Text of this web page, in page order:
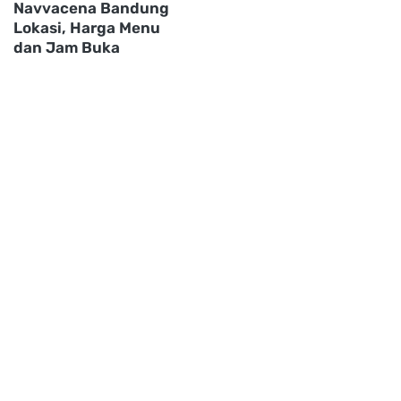
Navvacena Bandung
Lokasi, Harga Menu
dan Jam Buka